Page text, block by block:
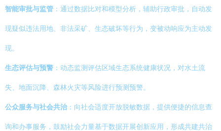
智能审批与监管 ：通过数据比对和模型分析，辅助行政审批，自动发
现疑似违法用地、非法采矿、生态破坏等行为，变被动响应为主动发
现。
生态评估与预警 ：动态监测评估区域生态系统健康状况，对水土流
失、地面沉降、森林火灾等风险进行预测预警。
公众服务与社会共治：向社会适度开放脱敏数据，提供便捷的信息查
询和办事服务，鼓励社会力量基于数据开展创新应用，形成共建共治